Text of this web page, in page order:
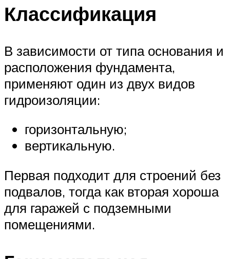
Классификация
В зависимости от типа основания и
расположения фундамента,
применяют один из двух видов
гидроизоляции:
горизонтальную;
вертикальную.
Первая подходит для строений без
подвалов, тогда как вторая хороша
для гаражей с подземными
помещениями.